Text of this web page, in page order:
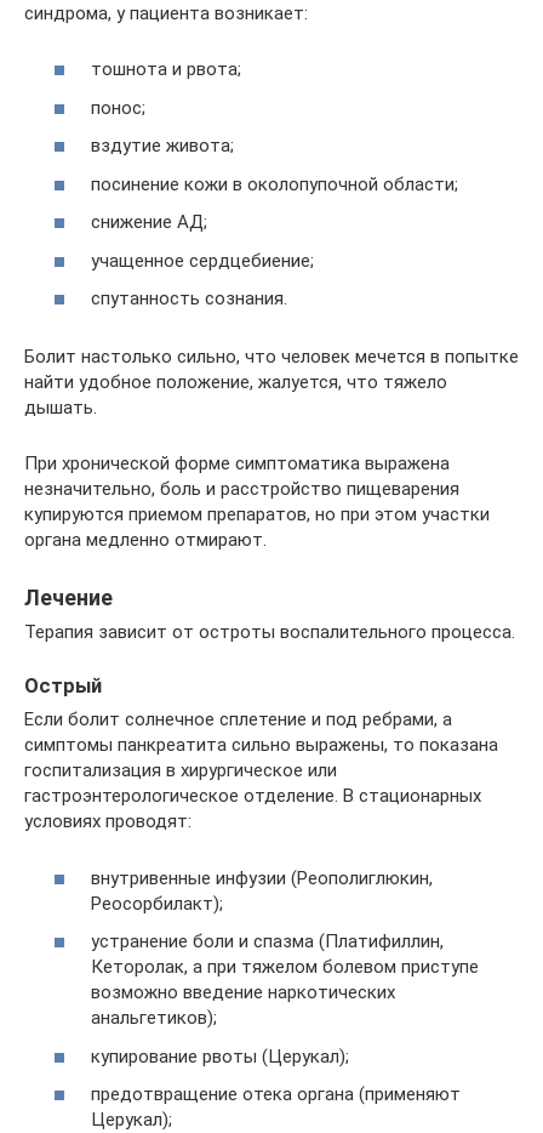
синдрома, у пациента возникает:
тошнота и рвота;
понос;
вздутие живота;
посинение кожи в околопупочной области;
снижение АД;
учащенное сердцебиение;
спутанность сознания.
Болит настолько сильно, что человек мечется в попытке
найти удобное положение, жалуется, что тяжело
дышать.
При хронической форме симптоматика выражена
незначительно, боль и расстройство пищеварения
купируются приемом препаратов, но при этом участки
органа медленно отмирают.
Лечение
Терапия зависит от остроты воспалительного процесса.
Острый
Если болит солнечное сплетение и под ребрами, а
симптомы панкреатита сильно выражены, то показана
госпитализация в хирургическое или
гастроэнтерологическое отделение. В стационарных
условиях проводят:
внутривенные инфузии (Реополиглюкин,
Реосорбилакт);
устранение боли и спазма (Платифиллин,
Кеторолак, а при тяжелом болевом приступе
возможно введение наркотических
анальгетиков);
купирование рвоты (Церукал);
предотвращение отека органа (применяют
Церукал);